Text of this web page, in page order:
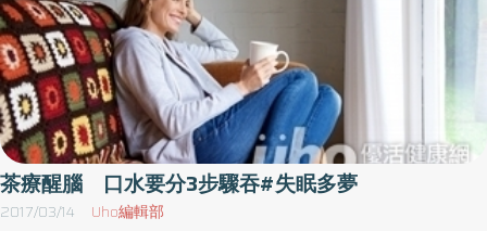
茶療醒腦 口水要分3步驟吞#失眠多夢
2017/03/14 Uho編輯部